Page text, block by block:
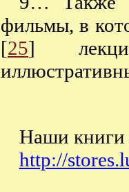
фильмы, в
[25]
Наши книги
http://